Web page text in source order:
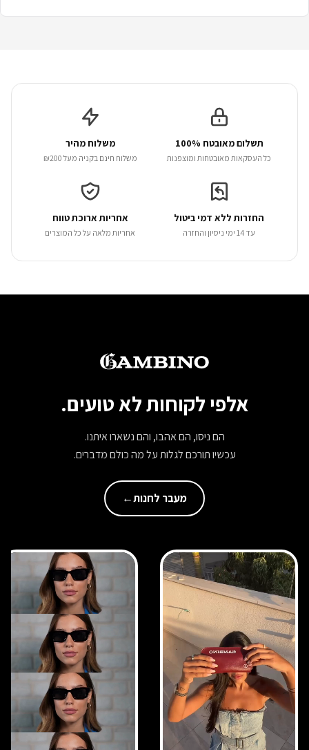
תשלום מאובטח 100%
כל העסקאות מאובטחות ומוצפנות
משלוח מהיר
משלוח חינם בקניה מעל ₪200
החזרות ללא דמי ביטול
עד 14 ימי ניסיון והחזרה
אחריות ארוכת טווח
אחריות מלאה על כל המוצרים
אלפי לקוחות לא טועים.
הם ניסו, הם אהבו, והם נשארו איתנו.
עכשיו תורכם לגלות על מה כולם מדברים.
מעבר לחנות←